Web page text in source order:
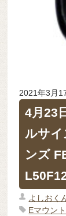
2021年3月
4月23
ルサイ
ンズ
よしおく
Eマウン